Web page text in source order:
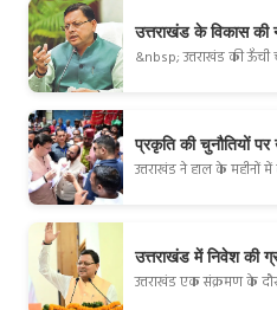
उत्तराखंड के विकास
&nbsp; उत्तराखंड की ऊँची
प्रकृति की चुनौतियों
उत्तराखंड ने हाल के
उत्तराखंड में निवेश की
उत्तराखंड एक संक्रमण के